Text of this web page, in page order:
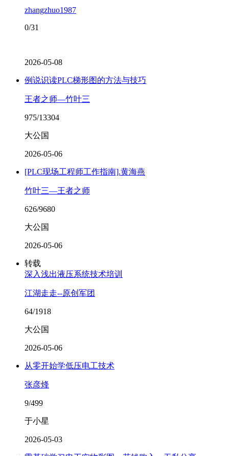
zhangzhuo1987
0/31
2026-05-08
例说识读PLC梯形图的方法与技巧
王者之师—竹叶三
975/13304
大公国
2026-05-06
[PLC现场工程师工作指南].黄海燕
竹叶三—王者之师
626/9680
大公国
2026-05-06
转载
深入浅出液压系统技术培训
江湖走走--原创军团
64/1918
大公国
2026-05-06
从零开始学低压电工技术
张彦烽
9/499
于小星
2026-05-03